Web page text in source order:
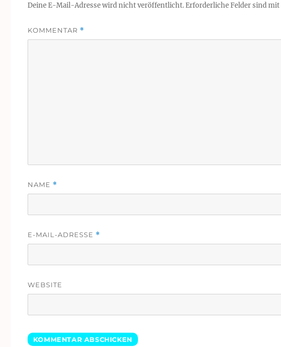
Deine E-Mail-Adresse wird nicht veröffentlicht. Erforderliche Felder sind mit
KOMMENTAR *
NAME *
E-MAIL-ADRESSE *
WEBSITE